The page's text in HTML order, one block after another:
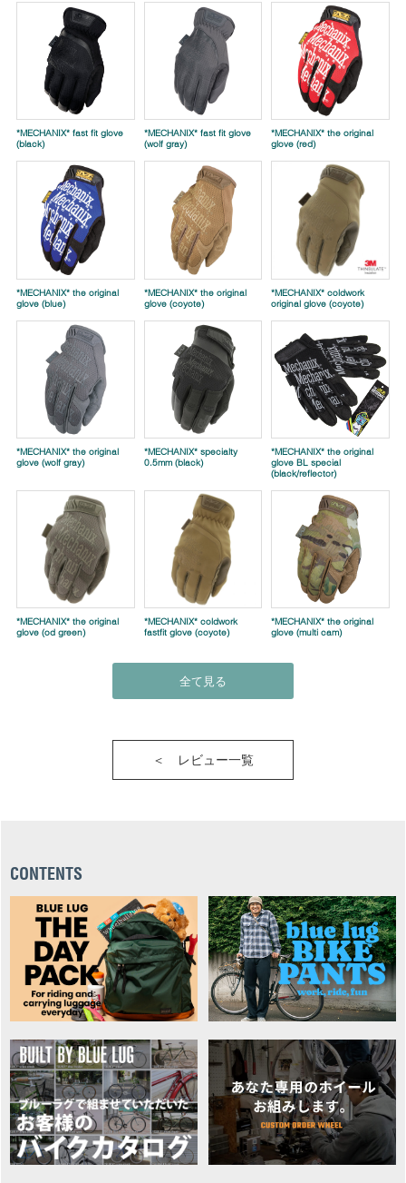
*MECHANIX* fast fit glove
(black)
*MECHANIX* fast fit glove
(wolf gray)
*MECHANIX* the original
glove (red)
*MECHANIX* the original
glove (blue)
*MECHANIX* the original
glove (coyote)
*MECHANIX* coldwork
original glove (coyote)
*MECHANIX* the original
glove (wolf gray)
*MECHANIX* specialty
0.5mm (black)
*MECHANIX* the original
glove BL special
(black/reflector)
*MECHANIX* the original
glove (od green)
*MECHANIX* coldwork
fastfit glove (coyote)
*MECHANIX* the original
glove (multi cam)
全て見る
＜ レビュー一覧
CONTENTS